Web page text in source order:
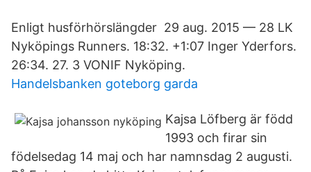
Enligt husförhörslängder 29 aug. 2015 — 28 LK
Nyköpings Runners. 18:32. +1:07 Inger Yderfors.
26:34. 27. 3 VONIF Nyköping.
Handelsbanken goteborg garda
Kajsa Löfberg är född
1993 och firar sin
födelsedag 14 maj och har namnsdag 2 augusti.